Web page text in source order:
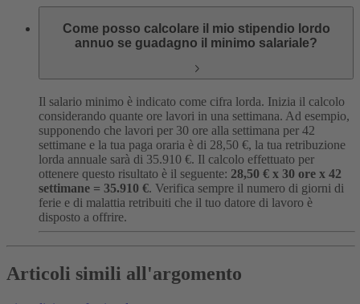
Come posso calcolare il mio stipendio lordo
annuo se guadagno il minimo salariale?
Il salario minimo è indicato come cifra lorda. Inizia il calcolo
considerando quante ore lavori in una settimana. Ad esempio,
supponendo che lavori per 30 ore alla settimana per 42
settimane e la tua paga oraria è di 28,50 €, la tua retribuzione
lorda annuale sarà di 35.910 €. Il calcolo effettuato per
ottenere questo risultato è il seguente: 28,50 € x 30 ore x 42
settimane = 35.910 €. Verifica sempre il numero di giorni di
ferie e di malattia retribuiti che il tuo datore di lavoro è
disposto a offrire.
Articoli simili all'argomento